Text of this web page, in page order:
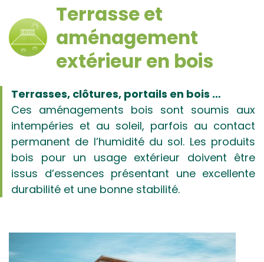
Terrasse et
aménagement
extérieur en bois
Terrasses, clôtures, portails en bois …
Ces aménagements bois sont soumis aux
intempéries et au soleil, parfois au contact
permanent de l’humidité du sol. Les produits
bois pour un usage extérieur doivent être
issus d’essences présentant une excellente
durabilité et une bonne stabilité.